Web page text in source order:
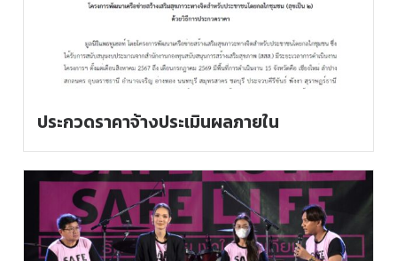
ประกวดราคาจ้างประเมินผลภายใน